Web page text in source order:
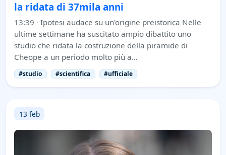
la ridata di 37mila anni
13:39 · Ipotesi audace su un'origine preistorica Nelle
ultime settimane ha suscitato ampio dibattito uno
studio che ridata la costruzione della piramide di
Cheope a un periodo molto più a…
#studio #scientifica #ufficiale
13 feb